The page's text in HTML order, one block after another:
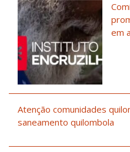
em
Atenção comunidades
saneamento quilombola